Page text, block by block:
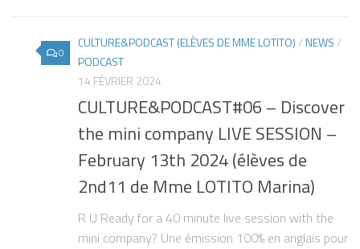
0
CULTURE&PODCAST (ELÈVES DE MME LOTITO)/NEWS/
PODCAST
14 FÉVRIER 2024
CULTURE&PODCAST#06 – Discover
the mini company LIVE SESSION –
February 13th 2024 (élèves de
2nd11 de Mme LOTITO Marina)
R U Ready for a 40 minute live session with the
mini company? Une émission 100% en anglais pour